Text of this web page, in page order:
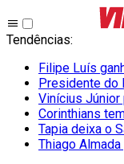
Tendências:
Filipe Luís
Presidente do
Vinícius Júnior
Corinthians
Tapia deixa o
Thiago